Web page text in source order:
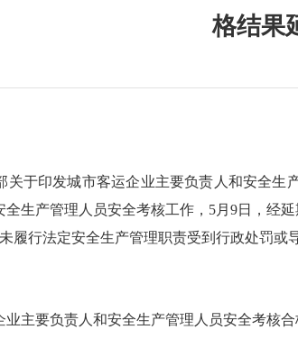
格结果
印发城市客运企业主要负责人和安全生
生产管理人员安全考核工作，5月9日，经
履行法定安全生产管理职责受到行政处罚或
要负责人和安全生产管理人员安全考核合